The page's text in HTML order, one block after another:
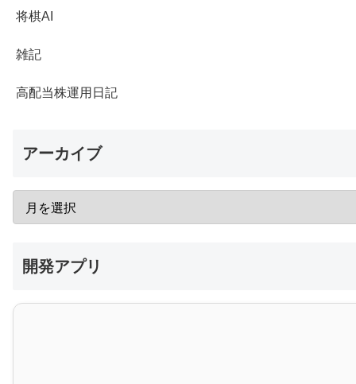
将棋AI
雑記
高配当株運用日記
アーカイブ
開発アプリ